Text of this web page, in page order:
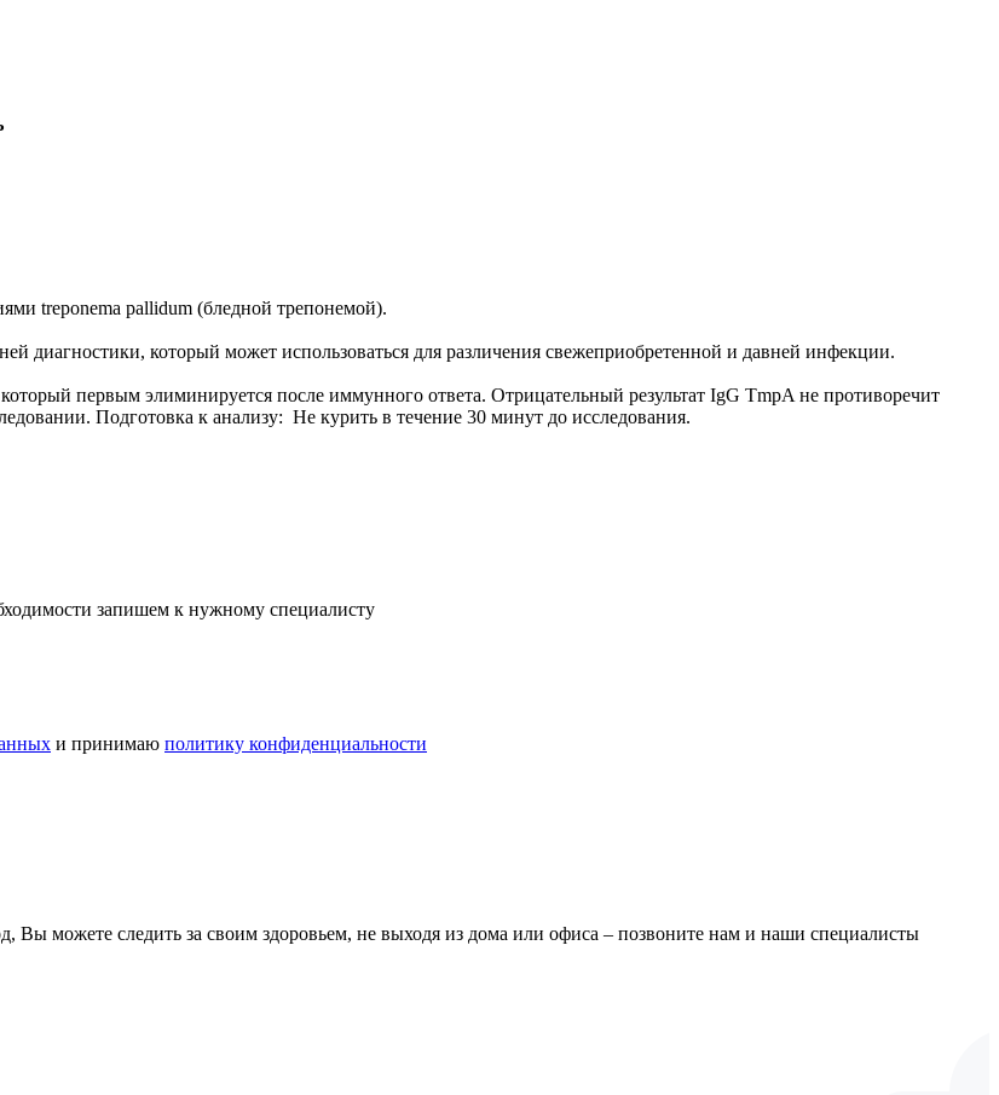
treponema pallidum (бледной трепонемой).
диагностики, который может использоваться для различения свежеприобретенной и давней инфекции.
первым элиминируется после иммунного ответа. Отрицательный результат IgG TmpA не противоречит
Подготовка к анализу: Не курить в течение 30 минут до исследования.
запишем к нужному специалисту
и принимаю политику конфиденциальности
можете следить за своим здоровьем, не выходя из дома или офиса – позвоните нам и наши специалисты